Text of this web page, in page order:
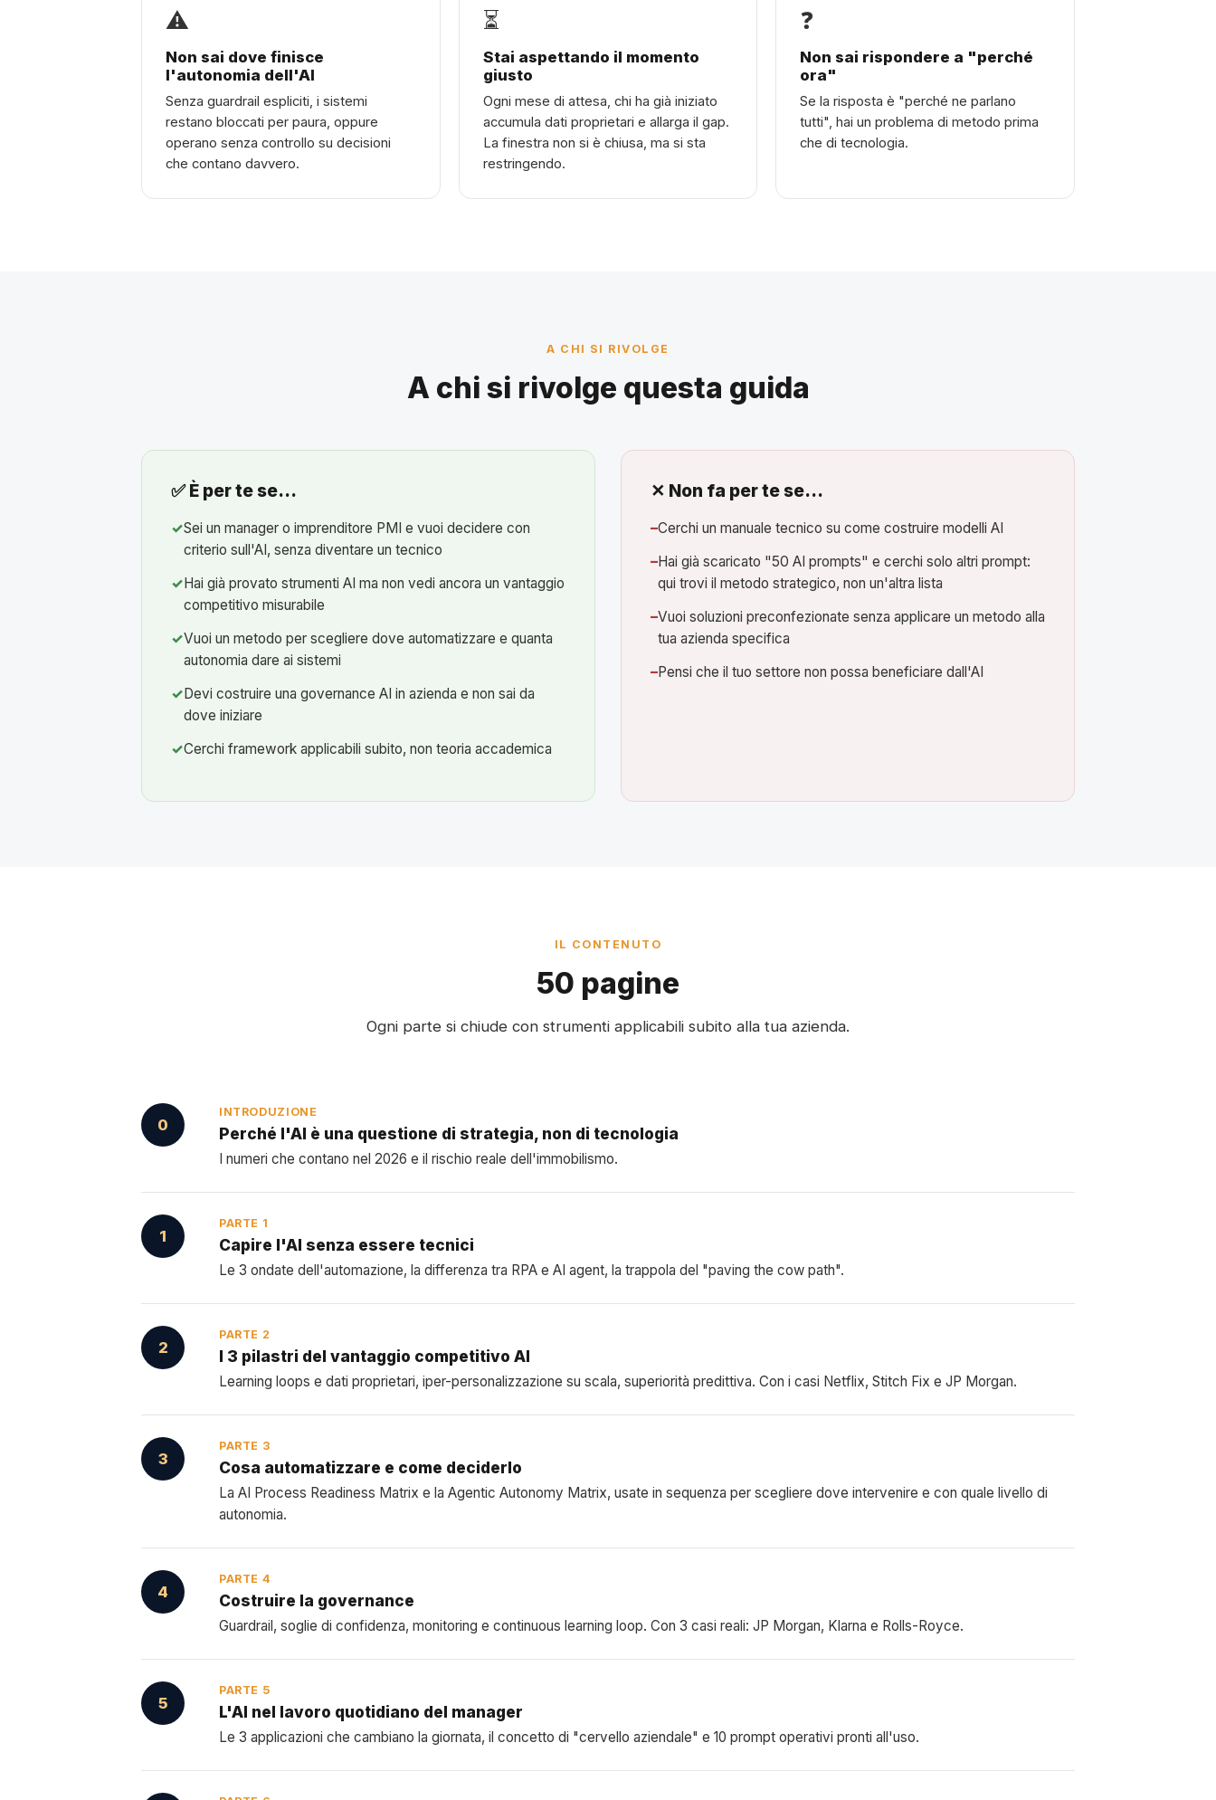
⚠️
Non sai dove finisce
l'autonomia dell'AI
Senza guardrail espliciti, i sistemi
restano bloccati per paura, oppure
operano senza controllo su decisioni
che contano davvero.
⏳
Stai aspettando il momento
giusto
Ogni mese di attesa, chi ha già iniziato
accumula dati proprietari e allarga il gap.
La finestra non si è chiusa, ma si sta
restringendo.
❓
Non sai rispondere a "perché
ora"
Se la risposta è "perché ne parlano
tutti", hai un problema di metodo prima
che di tecnologia.
A CHI SI RIVOLGE
A chi si rivolge questa guida
✅ È per te se…
Sei un manager o imprenditore PMI e vuoi decidere con
criterio sull'AI, senza diventare un tecnico
Hai già provato strumenti AI ma non vedi ancora un vantaggio
competitivo misurabile
Vuoi un metodo per scegliere dove automatizzare e quanta
autonomia dare ai sistemi
Devi costruire una governance AI in azienda e non sai da
dove iniziare
Cerchi framework applicabili subito, non teoria accademica
✕ Non fa per te se…
Cerchi un manuale tecnico su come costruire modelli AI
Hai già scaricato "50 AI prompts" e cerchi solo altri prompt:
qui trovi il metodo strategico, non un'altra lista
Vuoi soluzioni preconfezionate senza applicare un metodo alla
tua azienda specifica
Pensi che il tuo settore non possa beneficiare dall'AI
IL CONTENUTO
50 pagine
Ogni parte si chiude con strumenti applicabili subito alla tua azienda.
0
INTRODUZIONE
Perché l'AI è una questione di strategia, non di tecnologia
I numeri che contano nel 2026 e il rischio reale dell'immobilismo.
1
PARTE 1
Capire l'AI senza essere tecnici
Le 3 ondate dell'automazione, la differenza tra RPA e AI agent, la trappola del "paving the cow path".
2
PARTE 2
I 3 pilastri del vantaggio competitivo AI
Learning loops e dati proprietari, iper-personalizzazione su scala, superiorità predittiva. Con i casi Netflix, Stitch Fix e JP Morgan.
3
PARTE 3
Cosa automatizzare e come deciderlo
La AI Process Readiness Matrix e la Agentic Autonomy Matrix, usate in sequenza per scegliere dove intervenire e con quale livello di
autonomia.
4
PARTE 4
Costruire la governance
Guardrail, soglie di confidenza, monitoring e continuous learning loop. Con 3 casi reali: JP Morgan, Klarna e Rolls-Royce.
5
PARTE 5
L'AI nel lavoro quotidiano del manager
Le 3 applicazioni che cambiano la giornata, il concetto di "cervello aziendale" e 10 prompt operativi pronti all'uso.